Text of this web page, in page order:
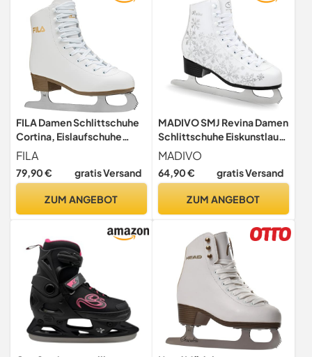
FILA Damen Schlittschuhe
Cortina, Eislaufschuhe
Größe 39, Kunstlaufschuhe
mit Edelstahlkufen, weiß
FILA
79,90 € gratis Versand
ZUM ANGEBOT
MADIVO SMJ Revina Damen
Schlittschuhe Eiskunstlauf
Eislaufschuhe Klassische
Eislauf Weiß | Größen: 36,
37, 38, 39, 40, 41, 42 (40)
MADIVO
64,90 € gratis Versand
ZUM ANGEBOT